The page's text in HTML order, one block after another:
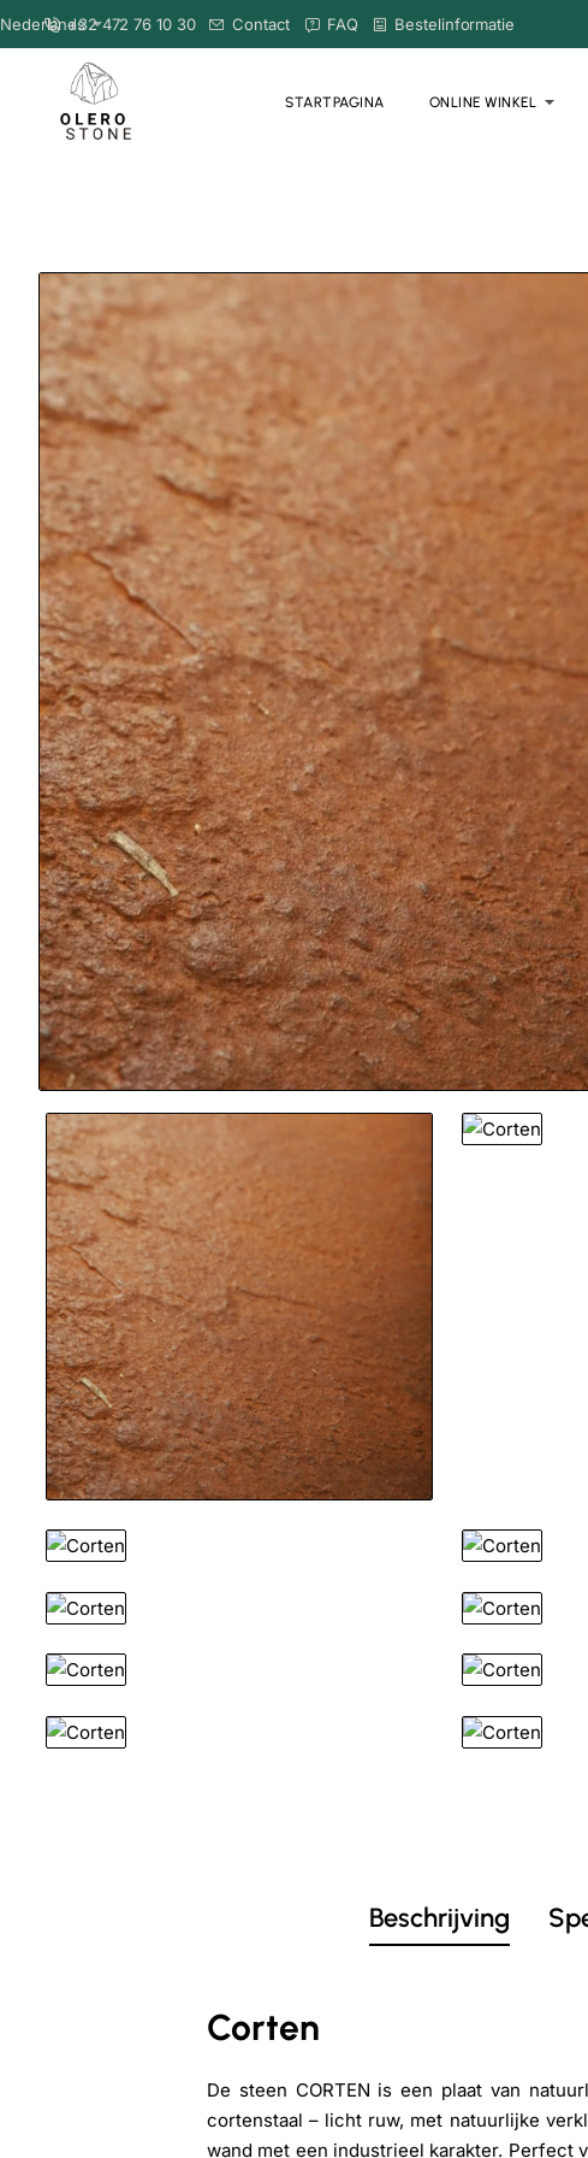
+32 472 76 10 30 Contact FAQ Bestelinformatie
Nederlands
STARTPAGINA ONLINE WINKEL
Beschrijving
Corten
De steen CORTEN is een plaat van
cortenstaal – licht ruw, met natuurlijke
wand met een industrieel karakter.